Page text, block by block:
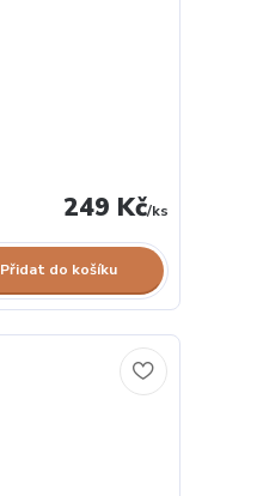
249 Kč/ks
Přidat do košíku